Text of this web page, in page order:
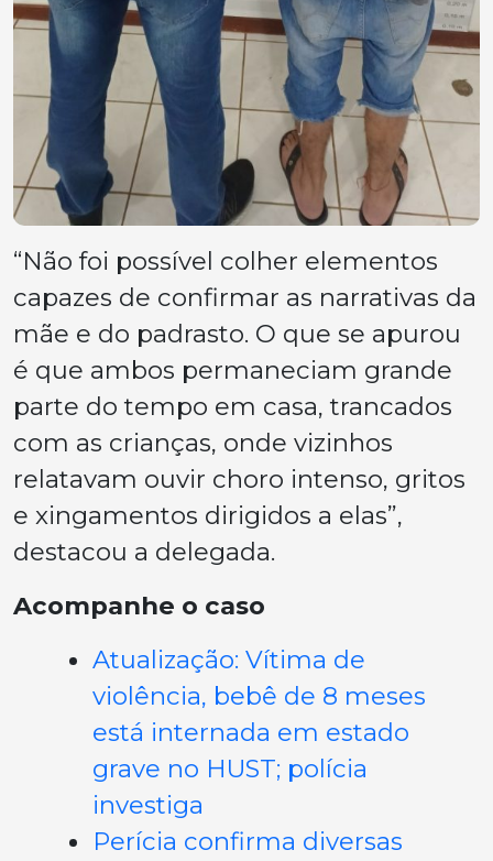
“Não foi possível colher elementos
capazes de confirmar as narrativas da
mãe e do padrasto. O que se apurou
é que ambos permaneciam grande
parte do tempo em casa, trancados
com as crianças, onde vizinhos
relatavam ouvir choro intenso, gritos
e xingamentos dirigidos a elas”,
destacou a delegada.
Acompanhe o caso
Atualização: Vítima de
violência, bebê de 8 meses
está internada em estado
grave no HUST; polícia
investiga
Perícia confirma diversas